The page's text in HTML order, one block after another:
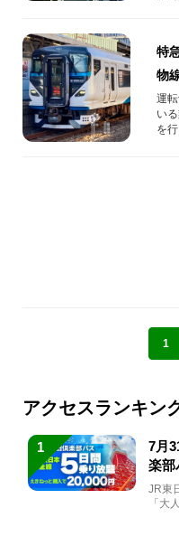
特
物
年
運
い
を
1
アクセスランキン
1
7月
楽部
JR東
「大